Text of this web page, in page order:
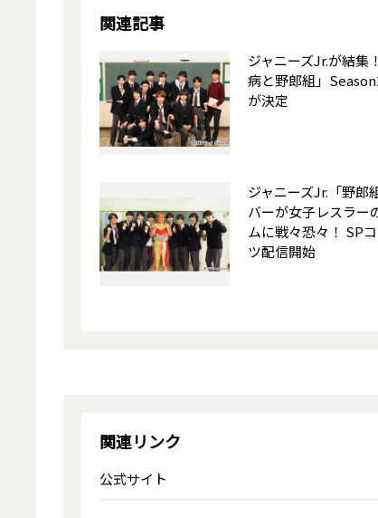
関連記事
ジャニーズJr.が結集
病と野郎組」
が決定
ジャニーズJr.「野郎
バーが女子レスラー
ムに戦々恐々！ SP
ツ配信開始
関連リンク
公式サイト